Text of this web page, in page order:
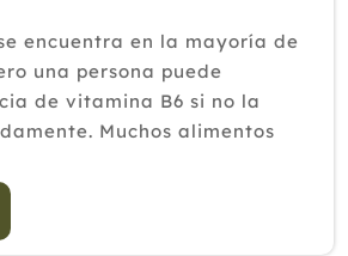
encuentra en la mayoría de
una persona puede
de vitamina B6 si no la
Muchos alimentos
hasta eliminarla. Algunos